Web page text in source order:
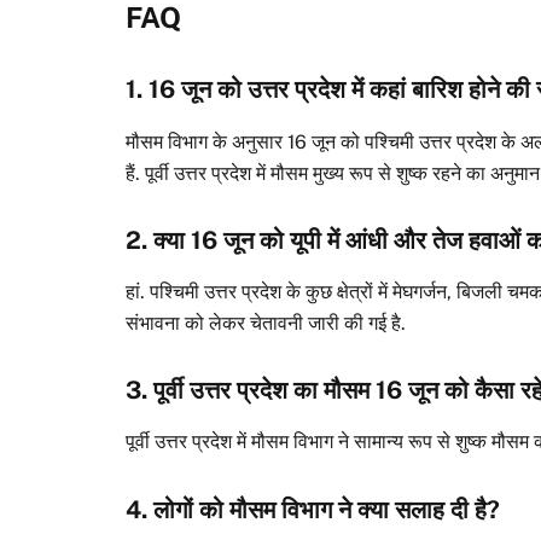
FAQ
1. 16 जून को उत्तर प्रदेश में कहां बारिश होने की
मौसम विभाग के अनुसार 16 जून को पश्चिमी उत्तर प्रदेश के
हैं. पूर्वी उत्तर प्रदेश में मौसम मुख्य रूप से शुष्क रहने का
2. क्या 16 जून को यूपी में आंधी और तेज हवाओं का
हां. पश्चिमी उत्तर प्रदेश के कुछ क्षेत्रों में मेघगर्जन, बिजली
संभावना को लेकर चेतावनी जारी की गई है.
3. पूर्वी उत्तर प्रदेश का मौसम 16 जून को कैसा
पूर्वी उत्तर प्रदेश में मौसम विभाग ने सामान्य रूप से शुष्क मौसम
4. लोगों को मौसम विभाग ने क्या सलाह दी है?